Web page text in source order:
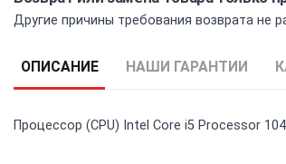
Другие причины требования возврата не
ОПИСАНИЕ НАШИ ГАРАНТИИ
Процессор (CPU) Intel Core i5 Processor